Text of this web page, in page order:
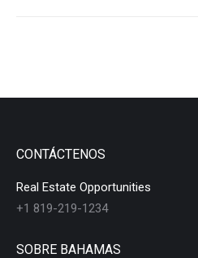
CONTÁCTENOS
Real Estate Opportunities
+1 819-219-1234
SOBRE BAHAMAS